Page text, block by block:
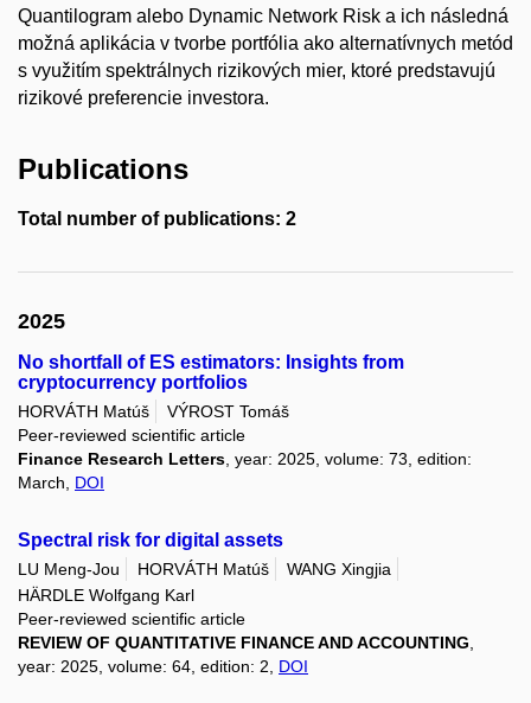
Quantilogram alebo Dynamic Network Risk a ich následná
možná aplikácia v tvorbe portfólia ako alternatívnych metód
s využitím spektrálnych rizikových mier, ktoré predstavujú
rizikové preferencie investora.
Publications
Total number of publications: 2
2025
No shortfall of ES estimators: Insights from
cryptocurrency portfolios
HORVÁTH Matúš
VÝROST Tomáš
Peer-reviewed scientific article
Finance Research Letters , year: 2025, volume: 73, edition:
March, DOI
Spectral risk for digital assets
LU Meng-Jou HORVÁTH Matúš
WANG Xingjia
HÄRDLE Wolfgang Karl
Peer-reviewed scientific article
REVIEW OF QUANTITATIVE FINANCE AND ACCOUNTING
year: 2025, volume: 64, edition: 2, DOI